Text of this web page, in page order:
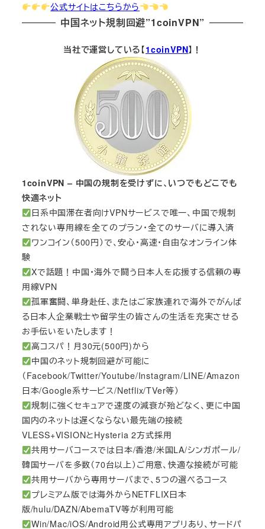
公式サイトはこちらから
中国ネット規制回避”1coinVPN”
当社で運営している【1coinVPN】！
1coinVPN – 中国の規制を受けずに、いつでもどこでも
快適ネット
日系中国滞在者向けVPNサービスで唯一、中国で規制
されない専用線を全てのプラン・全てのサーバに導入済
ワンコイン（500円）で、安心・高速・自由なオンライン体
験
Xで話題！中国・海外で闘う日本人を応援する信頼の専
用線VPN
孤軍奮闘、単身赴任、またはご家族連れで海外でがんば
る日本人企業戦士や留学生の皆さんの生活を充実させる
お手伝いをいたします！
高コスパ！月30元(500円)から
中国のネット規制回避が可能に
（Facebook/Twitter/Youtube/Instagram/LINE/Amazon
日本/Google系サービス/Netflix/TVer等）
規制に強くセキュアで速度の減衰が殆どなく、更に中国
国内のネットは遅くならない最先端の接続
VLESS+VISIONとHysteria 2方式採用
共用サーバコースでは日本/香港/米国LA/シンガポール/
韓国サーバを多数（70台以上）ご用意、快適な接続が可能
共用サーバから専用サーバまで、5つの選べるコース
プレミアム版では海外からNETFLIX日本
版/hulu/DAZN/AbemaTV等が利用可能
Win/Mac/iOS/Android用公式専用アプリあり、サードパ